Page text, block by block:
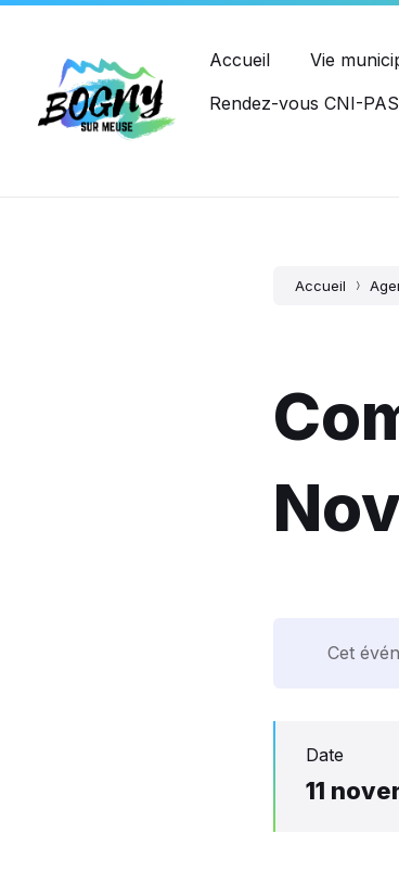
PASSEPORT
Accueil Vie
Rendez-vous CNI-
Accueil
Cet
Date
11